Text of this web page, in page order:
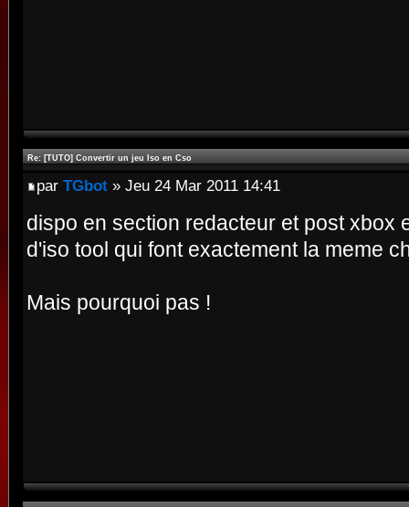
Re: [TUTO] Convertir un jeu Iso en Cso
par TGbot » Jeu 24 Mar 2011 14:41
dispo en section redacteur et post xbox
d'iso tool qui font exactement la meme
Mais pourquoi pas !